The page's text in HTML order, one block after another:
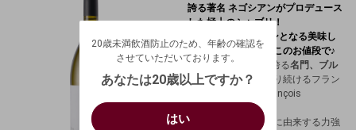
誇る著名 ネゴシアンがプロデュース
した極上のシャブリ！
3000 円台～がメインとなる美味し
いシャブリの真髄をこのお値段で♪
150年以上の歴史を誇る名門、ブル
ゴーニュの伝統を守り続けるフラン
ソワ・マルトノ（François
キンメリジャン土壌に由来する力強
お買い物を続ける カートへ進む
20歳未満飲酒防止のため、年齢の確認を
させていただいております。
あなたは20歳以上ですか？
はい
20歳未満飲酒防止のため、年齢の確認を
生年月日を入力してください。
西暦
/
ログアウトします。よろしいですか？